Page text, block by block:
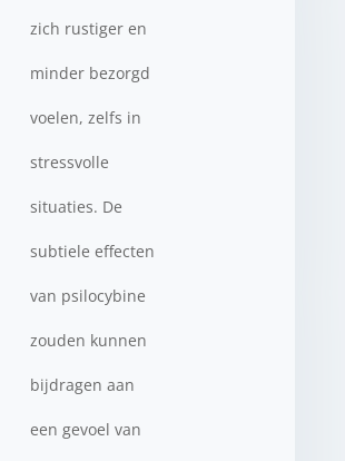
zich rustiger en
minder bezorgd
voelen, zelfs in
stressvolle
situaties. De
subtiele effecten
van psilocybine
zouden kunnen
bijdragen aan
een gevoel van